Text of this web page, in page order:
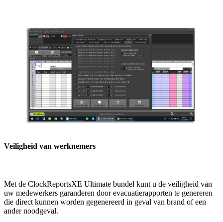
Veiligheid van werknemers
Met de ClockReportsXE Ultimate bundel kunt u de veiligheid van
uw medewerkers garanderen door evacuatierapporten te genereren
die direct kunnen worden gegenereerd in geval van brand of een
ander noodgeval.